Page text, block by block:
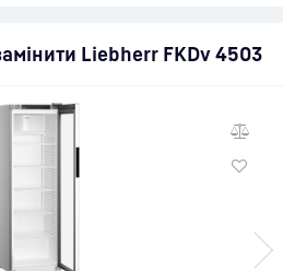
Liebherr FKDv 4503